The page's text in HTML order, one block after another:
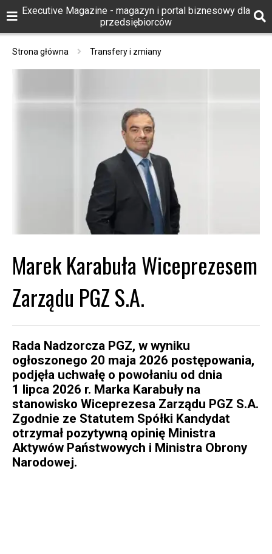
Executive Magazine - magazyn i portal biznesowy dla
przedsiębiorców
Strona główna Transfery i zmiany
Marek Karabuła Wiceprezesem
Zarządu PGZ S.A.
Rada Nadzorcza PGZ, w wyniku
ogłoszonego 20 maja 2026 postępowania,
podjęła uchwałę o powołaniu od dnia
1 lipca 2026 r. Marka Karabuły na
stanowisko Wiceprezesa Zarządu PGZ S.A.
Zgodnie ze Statutem Spółki Kandydat
otrzymał pozytywną opinię Ministra
Aktywów Państwowych i Ministra Obrony
Narodowej.